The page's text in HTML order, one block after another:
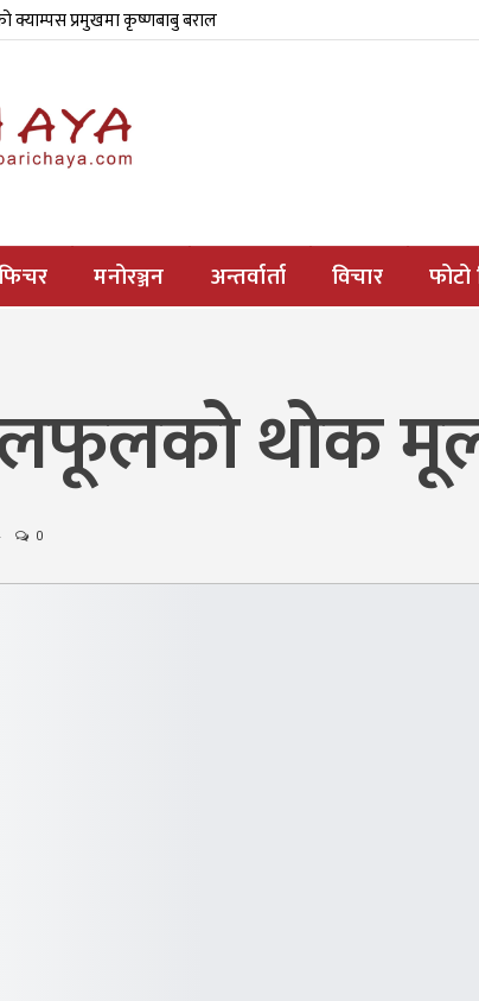
क्याम्पस प्रमुखमा कृष्णबाबु बराल
मनोरञ्जन अन्तर्वार्ता विचार
थोक
0